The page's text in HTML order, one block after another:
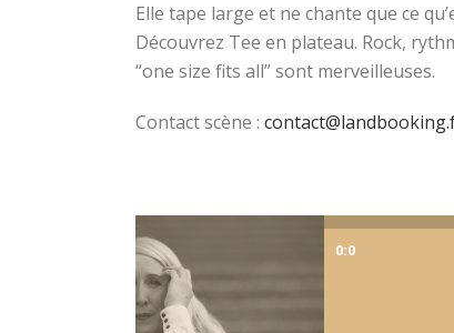
Elle tape large et ne chante que ce
Découvrez Tee en plateau. Rock,
“one size fits all” sont merveilleuses.
Contact scène :
0:0